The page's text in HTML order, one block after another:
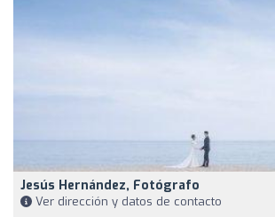
Jesús Hernández, Fotógrafo
Ver dirección y datos de contacto